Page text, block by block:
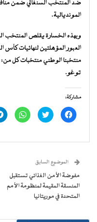
ضد المنتخب السنغالي ضمن
المونديالية.
وبهذه الخسارة يقلص المنتخب
العبور المؤهلتين لنهائيات
منتخبنا الوطني منتخبات كل من:
توغو.
مشاركة:
انقر
للمشاركة
في
اضغط
للمشاركة
في
انقر
في
الموضوع السابق
مفوضة الأمن الغذائي تستقبل
المنسقة المقيمة لمنظومة الأمم
المتحدة في موريتانيا